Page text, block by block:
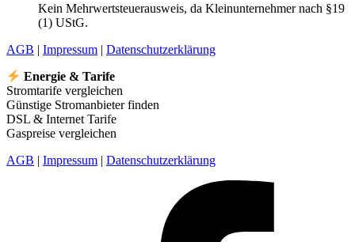
Kein Mehrwertsteuerausweis, da Kleinunternehmer nach §19
(1) UStG.
AGB | Impressum | Datenschutzerklärung
Energie & Tarife
Stromtarife vergleichen
Günstige Stromanbieter finden
DSL & Internet Tarife
Gaspreise vergleichen
AGB | Impressum | Datenschutzerklärung